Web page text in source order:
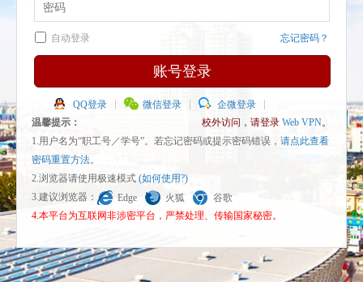
自动登录 忘记密码？
账号登录
QQ登录 微信登录
企微登录
温馨提示：
校外访问，请登录 Web VPN。
1.用户名为“职工号／学号”。若忘记密码或提示密码错误， 请点此查看
密码重置方法。
2.浏览器请使用极速模式 (如何使用?)
3.建议浏览器：
Edge 火狐
谷歌
4.本平台为互联网非涉密平台，严禁处理、传输国家秘密。